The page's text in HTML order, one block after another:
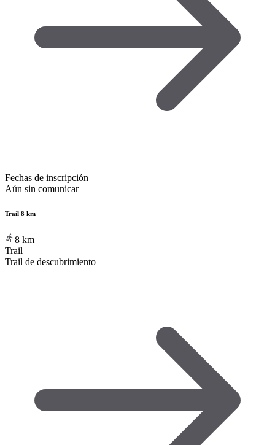
Fechas de inscripción
Aún sin comunicar
Trail 8 km
8 km
Trail
Trail de descubrimiento